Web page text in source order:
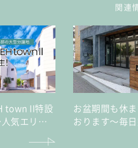
関連
town II特設
気エリア
お盆期間も休
おります～毎